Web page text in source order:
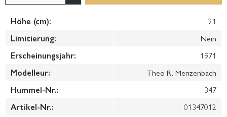
Höhe (cm):
21
Limitierung:
Nein
Erscheinungsjahr:
1971
Modelleur:
Theo R. Menzenbach
Hummel-Nr.:
347
Artikel-Nr.:
01347012